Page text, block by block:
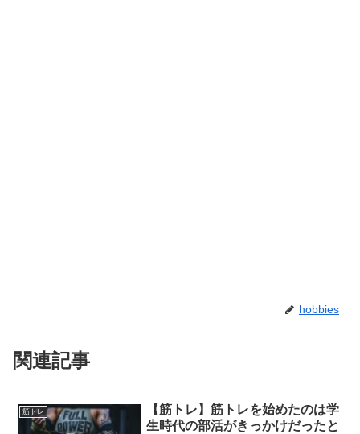
hobbies
関連記事
筋トレ
【筋トレ】筋トレを始めたのは学
生時代の部活がきっかけだったと